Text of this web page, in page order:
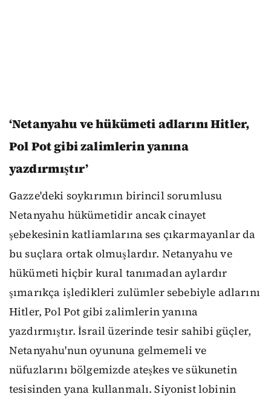
‘Netanyahu ve hükümeti adlarını Hitler,
Pol Pot gibi zalimlerin yanına
yazdırmıştır’
Gazze'deki soykırımın birincil sorumlusu
Netanyahu hükümetidir ancak cinayet
şebekesinin katliamlarına ses çıkarmayanlar da
bu suçlara ortak olmuşlardır. Netanyahu ve
hükümeti hiçbir kural tanımadan aylardır
şımarıkça işledikleri zulümler sebebiyle adlarını
Hitler, Pol Pot gibi zalimlerin yanına
yazdırmıştır. İsrail üzerinde tesir sahibi güçler,
Netanyahu'nun oyununa gelmemeli ve
nüfuzlarını bölgemizde ateşkes ve sükunetin
tesisinden yana kullanmalı. Siyonist lobinin